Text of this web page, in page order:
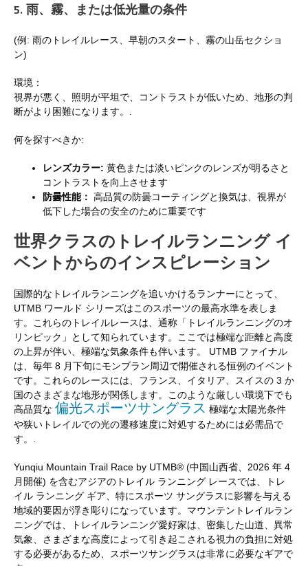
5. 雨、霧、または低光量の条件
(例: 雨のトレイルレース、早朝のスタート、霧の山岳セクショ
ン)
環境：
視界が悪く、照明が平坦で、コントラストが低いため、地形の判
断がより困難になります。.
何を探すべきか:
レンズカラー: 黄色または淡いピンクのレンズが明るさと
コントラストを向上させます
防曇性能： 高品質の防曇コーティングと換気は、視界が
低下した場合の安全のために重要です
世界クラスのトレイルランニング イ
ベントからのインスピレーション
国際的なトレイルランニングを追いかけるランナーにとって、
UTMB ワールド シリーズはこのスポーツの最高水準を表しま
す。これらのトレイルレースは、通称「トレイルランニングのオ
リンピック」として知られています。ここでは極端な距離と高度
の上昇が伴い、極端な気象条件も伴います。 UTMB ファイナル
は、毎年 8 月下旬にモンブラン周辺で開催される恒例のイベント
です。これらのレースには、フランス、イタリア、スイスの 3 か
国のさまざまな地形が関係します。このような厳しい環境下でも
高品質な 偏光スポーツサングラス 極端な太陽光条件
や狭いトレイルでの光の遷移速度に対処するためには必需品で
す。.
Yunqiu Mountain Trail Race by UTMB® (中国山西省、2026 年 4
月開催) を含むアジアのトレイル ランニング レースでは、トレ
イル ランニング ギア、特にスポーツ サングラスに影響を与える
地域的要因が浮き彫りになっています。マウンテントレイルラン
ニングでは、トレイルランニング愛好家は、密集した山道、異常
気象、さまざまな高度によって引き起こされる視力の負担に対処
する必要があるため、スポーツサングラスは非常に必要なギアで